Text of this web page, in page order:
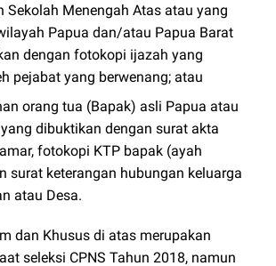
Sekolah Menengah Atas atau yang
Papua dan/atau Papua Barat
dengan fotokopi ijazah yang
pejabat yang berwenang; atau
orang tua (Bapak) asli Papua atau
dibuktikan dengan surat akta
fotokopi KTP bapak (ayah
surat keterangan hubungan keluarga
atau Desa.
dan Khusus di atas merupakan
seleksi CPNS Tahun 2018, namun